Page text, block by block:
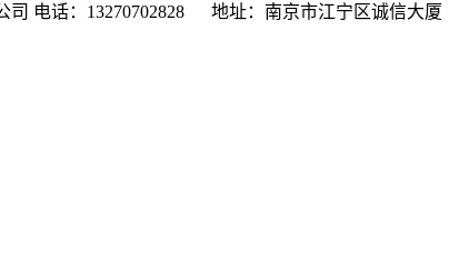
司 电话：13270702828 地址：南京市江宁区诚信大厦